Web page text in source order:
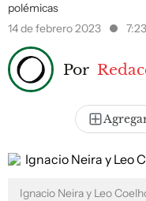
polémicas
14 de febrero 2023
Por
Ignacio Neira y Leo